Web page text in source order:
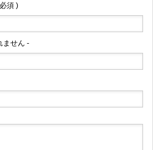
須 )
ません -